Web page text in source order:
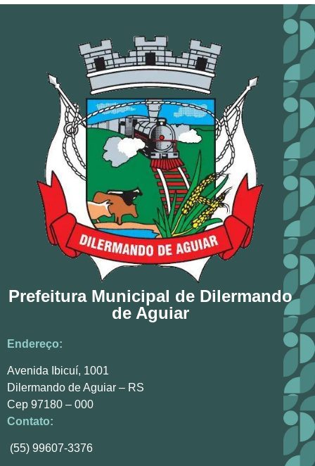
Prefeitura Municipal de Dilermando
de Aguiar
Endereço:
Avenida Ibicuí, 1001
Dilermando de Aguiar – RS
Cep 97180 – 000
Contato:
(55) 99607-3376